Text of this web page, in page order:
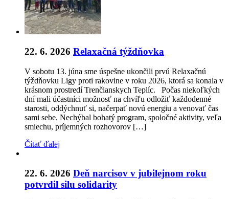
22. 6. 2026 Relaxačná týždňovka
V sobotu 13. júna sme úspešne ukončili prvú Relaxačnú
týždňovku Ligy proti rakovine v roku 2026, ktorá sa konala v
krásnom prostredí Trenčianskych Teplíc. Počas niekoľkých
dní mali účastníci možnosť na chvíľu odložiť každodenné
starosti, oddýchnuť si, načerpať novú energiu a venovať čas
sami sebe. Nechýbal bohatý program, spoločné aktivity, veľa
smiechu, príjemných rozhovorov […]
Čítať ďalej
22. 6. 2026 Deň narcisov v jubilejnom roku
potvrdil silu solidarity